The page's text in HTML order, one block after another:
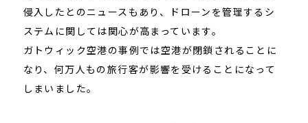
侵入したとのニュースもあり、ドローンを管理するシ
ステムに関しては関心が高まっています。
ガトウィック空港の事例では空港が閉鎖されることに
なり、何万人もの旅行客が影響を受けることになって
しまいました。